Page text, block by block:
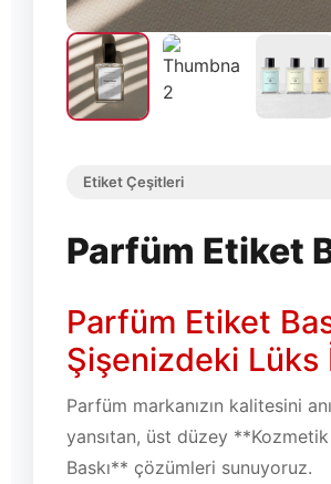
Etiket Çeşitleri
Parfüm Etiket
Parfüm Etiket
Şişenizdeki Lüks
Parfüm markanızın kalitesini
yansıtan, üst düzey
Baskı** çözümleri sunuyoruz.